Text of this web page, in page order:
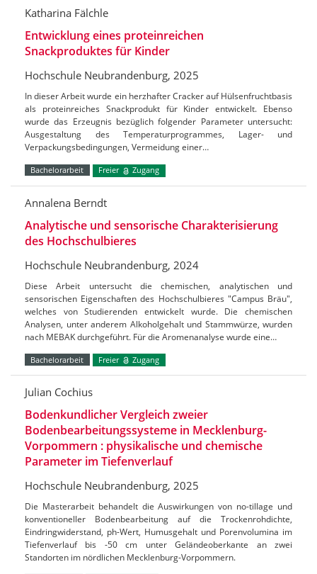
Katharina Fälchle
Entwicklung eines proteinreichen
Snackproduktes für Kinder
Hochschule Neubrandenburg, 2025
In dieser Arbeit wurde ein herzhafter Cracker auf Hülsenfruchtbasis
als proteinreiches Snackprodukt für Kinder entwickelt. Ebenso
wurde das Erzeugnis bezüglich folgender Parameter untersucht:
Ausgestaltung des Temperaturprogrammes, Lager- und
Verpackungsbedingungen, Vermeidung einer…
Bachelorarbeit Freier Zugang
Annalena Berndt
Analytische und sensorische Charakterisierung
des Hochschulbieres
Hochschule Neubrandenburg, 2024
Diese Arbeit untersucht die chemischen, analytischen und
sensorischen Eigenschaften des Hochschulbieres "Campus Bräu",
welches von Studierenden entwickelt wurde. Die chemischen
Analysen, unter anderem Alkoholgehalt und Stammwürze, wurden
nach MEBAK durchgeführt. Für die Aromenanalyse wurde eine…
Bachelorarbeit Freier Zugang
Julian Cochius
Bodenkundlicher Vergleich zweier
Bodenbearbeitungssysteme in Mecklenburg-
Vorpommern : physikalische und chemische
Parameter im Tiefenverlauf
Hochschule Neubrandenburg, 2025
Die Masterarbeit behandelt die Auswirkungen von no-tillage und
konventioneller Bodenbearbeitung auf die Trockenrohdichte,
Eindringwiderstand, ph-Wert, Humusgehalt und Porenvolumina im
Tiefenverlauf bis -50 cm unter Geländeoberkante an zwei
Standorten im nördlichen Mecklenburg-Vorpommern.